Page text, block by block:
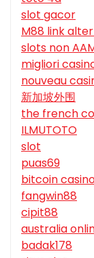
slot gacor
M88 link
slots non
migliori
nouveau
新加坡外围
the french
ILMUTOTO
slot
puas69
bitcoin
fangwin88
cipit88
australia
badak178